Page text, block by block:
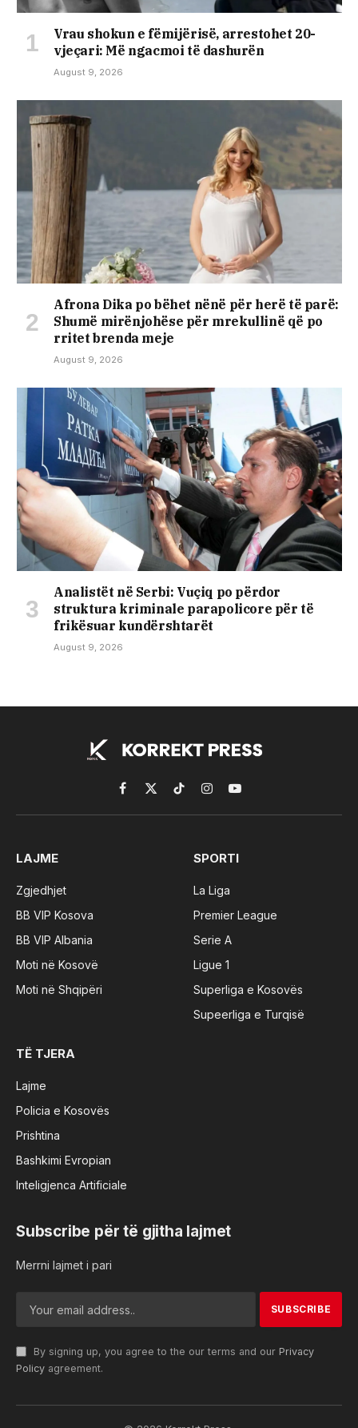
Vrau shokun e fëmijërisë, arrestohet 20-
vjeçari: Më ngacmoi të dashurën
August 9, 2026
Afrona Dika po bëhet nënë për herë të parë:
Shumë mirënjohëse për mrekullinë që po
rritet brenda meje
August 9, 2026
Analistët në Serbi: Vuçiq po përdor
struktura kriminale parapolicore për të
frikësuar kundërshtarët
August 9, 2026
Facebook
X
(Twitter)
TikTokInstagramYouTube
LAJME
Zgjedhjet
BB VIP Kosova
BB VIP Albania
Moti në Kosovë
Moti në Shqipëri
SPORTI
La Liga
Premier League
Serie A
Ligue 1
Superliga e Kosovës
Supeerliga e Turqisë
TË TJERA
Lajme
Policia e Kosovës
Prishtina
Bashkimi Evropian
Inteligjenca Artificiale
Subscribe për të gjitha lajmet
Merrni lajmet i pari
By signing up, you agree to the our terms and our Privacy
Policy agreement.